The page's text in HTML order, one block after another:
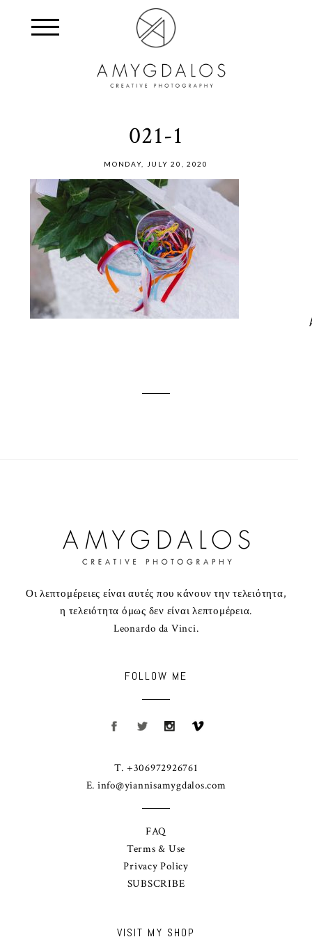
021-1
MONDAY, JULY 20, 2020
VISIT MY SHOP
Οι λεπτομέρειες είναι αυτές που κάνουν την τελειότητα,
η τελειότητα όμως δεν είναι λεπτομέρεια.
Leonardo da Vinci.
FOLLOW ME
T. +306972926761
E. info@yiannisamygdalos.com
FAQ
Terms & Use
Privacy Policy
SUBSCRIBE